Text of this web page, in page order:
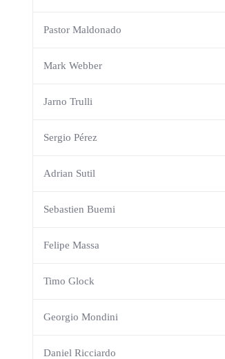
Pastor Maldonado
Mark Webber
Jarno Trulli
Sergio Pérez
Adrian Sutil
Sebastien Buemi
Felipe Massa
Timo Glock
Georgio Mondini
Daniel Ricciardo